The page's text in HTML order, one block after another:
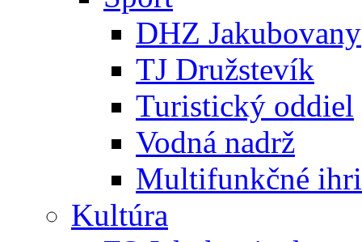
DHZ Jakubovany
TJ Družstevík
Turistický oddiel
Vodná nadrž
Multifunkčné
Kultúra